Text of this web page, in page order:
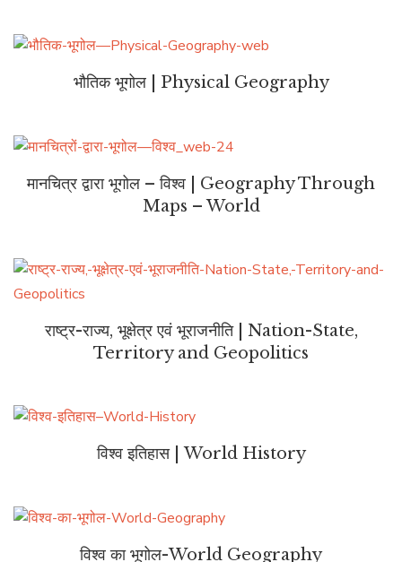
भौतिक भूगोल | Physical Geography
मानचित्र द्वारा भूगोल – विश्व | Geography Through
Maps – World
राष्ट्र-राज्य, भूक्षेत्र एवं भूराजनीति | Nation-State,
Territory and Geopolitics
विश्व इतिहास | World History
विश्व का भूगोल-World Geography